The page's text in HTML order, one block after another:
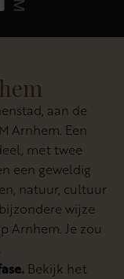
aan de
Arnhem. Een
met twee
een geweldig
natuur, cultuur
wijze
Arnhem. Je zou
Bekijk het